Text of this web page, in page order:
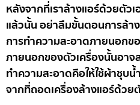
หลังจากที่เราล้างแอร์ด้วยตัว
แล้วนั้น อย่าลืมขั้นตอนการล้
การทำความสะอาดภายนอกข
ภายนอกของตัวเครื่องนั้นอาจ
ทำความสะอาดคือให้ใช้ผ้าชุบ
จากที่ถอดเครื่องล้างแอร์ด้วย